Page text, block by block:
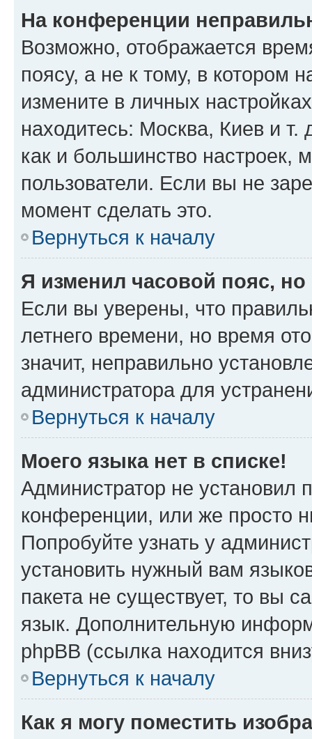
На конференции
Возможно, отображается
поясу, а не к тому, в котором
измените в личных
находитесь: Москва, Киев и т.
как и большинство настроек,
пользователи. Если вы не
момент сделать это.
Вернуться к началу
Я изменил часовой пояс,
Если вы уверены, что
летнего времени, но время
значит, неправильно
администратора для
Вернуться к началу
Моего языка нет в списке!
Администратор не установил
конференции, или же просто
Попробуйте узнать у
установить нужный вам
пакета не существует, то вы
язык. Дополнительную
phpBB (ссылка находится
Вернуться к началу
Как я могу поместить